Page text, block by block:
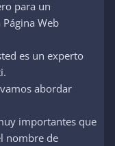
para un
Web
es un experto
abordar
importantes que
nombre de